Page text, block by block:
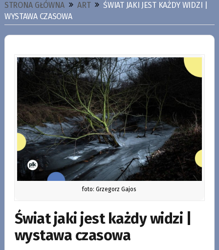
STRONA GŁÓWNA ART
ŚWIAT JAKI JEST KAŻDY WIDZI |
WYSTAWA CZASOWA
foto: Grzegorz Gajos
Świat jaki jest każdy widzi |
wystawa czasowa